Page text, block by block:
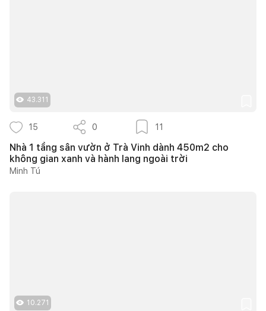
43.311
15 0 11
Nhà 1 tầng sân vườn ở Trà Vinh dành 450m2 cho
không gian xanh và hành lang ngoài trời
Minh Tú
10.271